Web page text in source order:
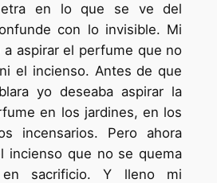
en lo que se ve del
con lo invisible. Mi
a aspirar el perfume que no
el incienso. Antes de que
yo deseaba aspirar la
en los jardines, en los
incensarios. Pero ahora
incienso que no se quema
sacrificio. Y lleno mi